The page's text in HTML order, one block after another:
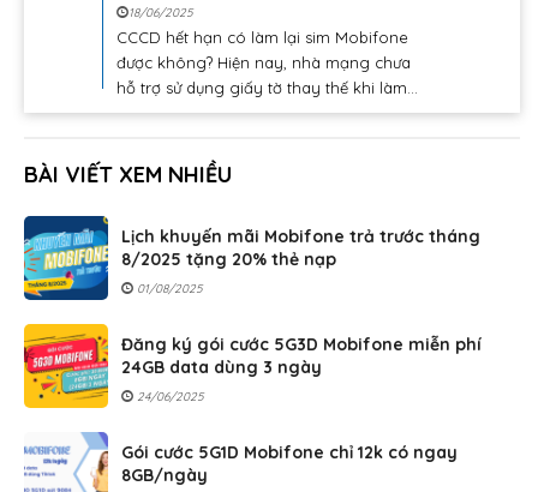
18/06/2025
CCCD hết hạn có làm lại sim Mobifone
được không? Hiện nay, nhà mạng chưa
hỗ trợ sử dụng giấy tờ thay thế khi làm...
BÀI VIẾT XEM NHIỀU
Lịch khuyến mãi Mobifone trả trước tháng
8/2025 tặng 20% thẻ nạp
01/08/2025
Đăng ký gói cước 5G3D Mobifone miễn phí
24GB data dùng 3 ngày
24/06/2025
Gói cước 5G1D Mobifone chỉ 12k có ngay
8GB/ngày